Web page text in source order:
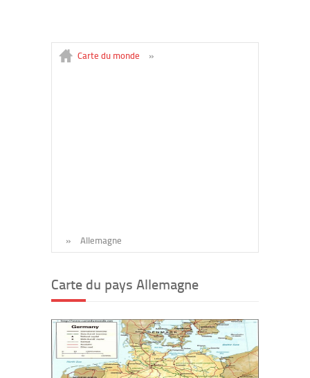
Carte du monde »
» Allemagne
Carte du pays Allemagne